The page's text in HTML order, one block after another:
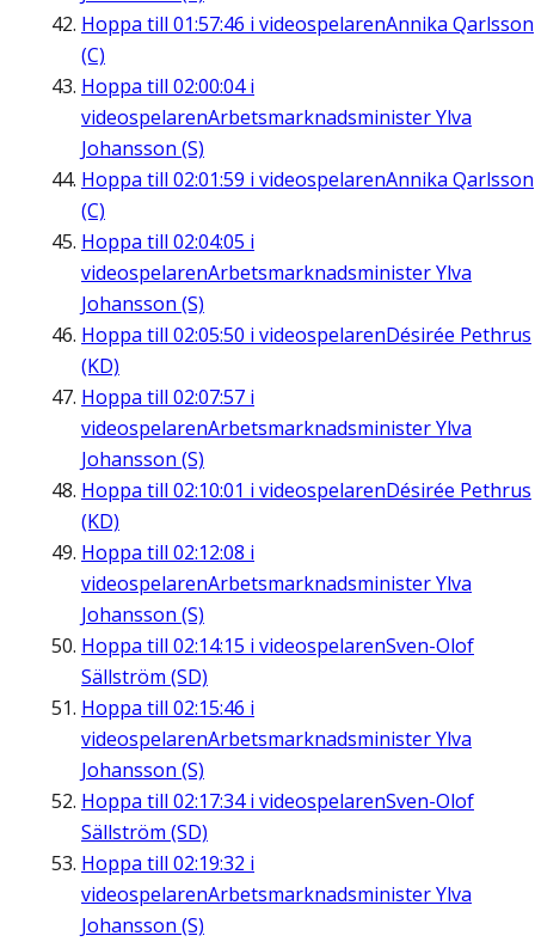
Hoppa till 01:57:46 i videospelarenAnnika Qarlsson
(C)
Hoppa till 02:00:04i
videospelarenArbetsmarknadsminister Ylva
Johansson (S)
Hoppa till 02:01:59 i videospelarenAnnika Qarlsson
(C)
Hoppa till 02:04:05 i
videospelarenArbetsmarknadsminister Ylva
Johansson (S)
Hoppa till 02:05:50 i videospelarenDésirée Pethrus
(KD)
Hoppa till 02:07:57 i
videospelarenArbetsmarknadsminister Ylva
Johansson (S)
Hoppa till 02:10:01 i videospelarenDésirée Pethrus
(KD)
Hoppa till 02:12:08 i
videospelarenArbetsmarknadsminister Ylva
Johansson (S)
Hoppa till 02:14:15 i videospelarenSven-Olof
Sällström (SD)
Hoppa till 02:15:46 i
videospelarenArbetsmarknadsminister Ylva
Johansson (S)
Hoppa till 02:17:34i videospelarenSven-Olof
Sällström (SD)
Hoppa till 02:19:32 i
videospelarenArbetsmarknadsminister Ylva
Johansson (S)